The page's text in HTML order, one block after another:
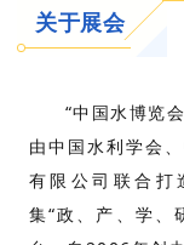
关于展会
“中国水博览
由中国水利学会
有限公司联合打
集“政、产、学、